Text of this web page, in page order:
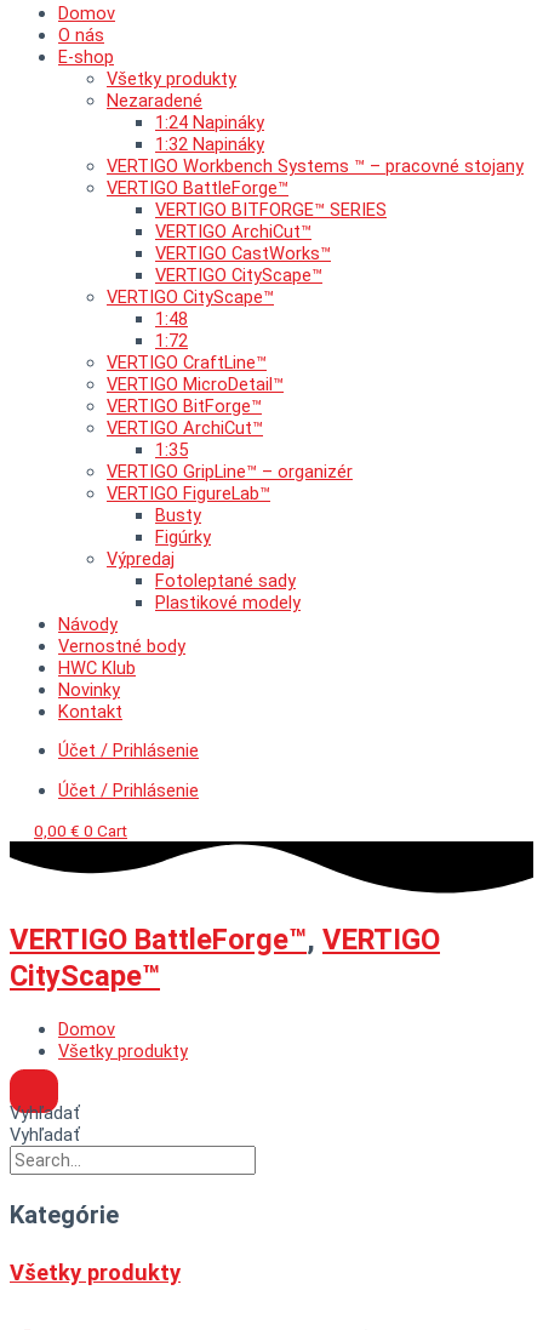
Domov
O nás
E-shop
Všetky produkty
Nezaradené
1:24 Napináky
1:32 Napináky
VERTIGO Workbench Systems ™ – pracovné stojany
VERTIGO BattleForge™
VERTIGO BITFORGE™ SERIES
VERTIGO ArchiCut™
VERTIGO CastWorks™
VERTIGO CityScape™
VERTIGO CityScape™
1:48
1:72
VERTIGO CraftLine™
VERTIGO MicroDetail™
VERTIGO BitForge™
VERTIGO ArchiCut™
1:35
VERTIGO GripLine™ – organizér
VERTIGO FigureLab™
Busty
Figúrky
Výpredaj
Fotoleptané sady
Plastikové modely
Návody
Vernostné body
HWC Klub
Novinky
Kontakt
Účet / Prihlásenie
Účet / Prihlásenie
0,00 € 0 Cart
VERTIGO BattleForge™, VERTIGO
CityScape™
Domov
Všetky produkty
Vyhľadať
Vyhľadať
Kategórie
Všetky produkty